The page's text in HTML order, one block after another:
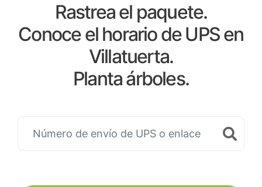
Rastrea el paquete.
Conoce el horario de UPS en
Villatuerta.
Planta árboles.